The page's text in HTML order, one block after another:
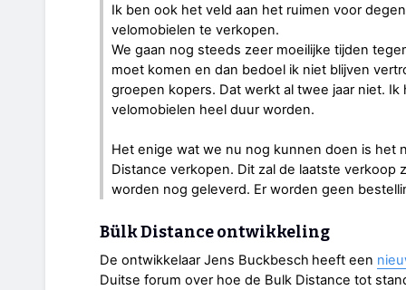
Ik ben ook het veld aan het ruimen voor
velomobielen te verkopen.
We gaan nog steeds zeer moeilijke tijden
moet komen en dan bedoel ik niet blijven
groepen kopers. Dat werkt al twee jaar niet.
velomobielen heel duur worden.
Het enige wat we nu nog kunnen doen is het
Distance verkopen. Dit zal de laatste
worden nog geleverd. Er worden geen
Bülk Distance ontwikkeling
De ontwikkelaar Jens Buckbesch heeft een
Duitse forum over hoe de Bulk Distance tot